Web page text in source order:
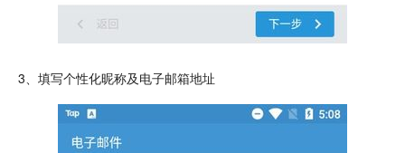
3、填写个性化昵称及电子邮箱地址